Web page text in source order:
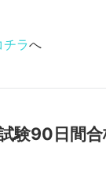
チラへ
験90日間合